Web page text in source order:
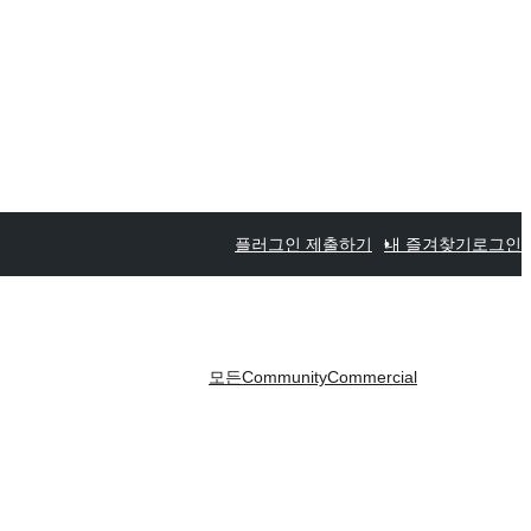
플러그인 제출하기 내 즐겨찾기 로그인
모든CommunityCommercial